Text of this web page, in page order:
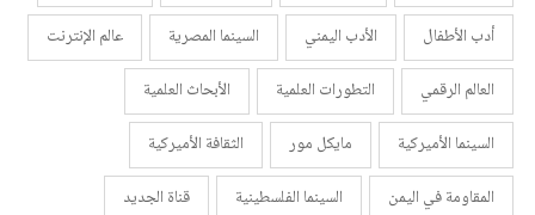
أدب الأطفال
الأدب اليمني السينما المصرية
عالم الإنترنت
العالم الرقمي
التطورات العلمية
الأبحاث العلمية
السينما الأميركية
مايكل مور
الثقافة الأميركية
المقاومة في اليمن
السينما الفلسطينية
قناة الجديد